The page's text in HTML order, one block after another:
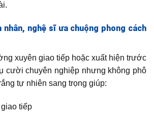
nhân, nghệ sĩ ưa chuộng phong cách
xuyên giao tiếp hoặc xuất hiện trước
cười chuyên nghiệp nhưng không phô
tự nhiên sang trọng giúp:
tiếp